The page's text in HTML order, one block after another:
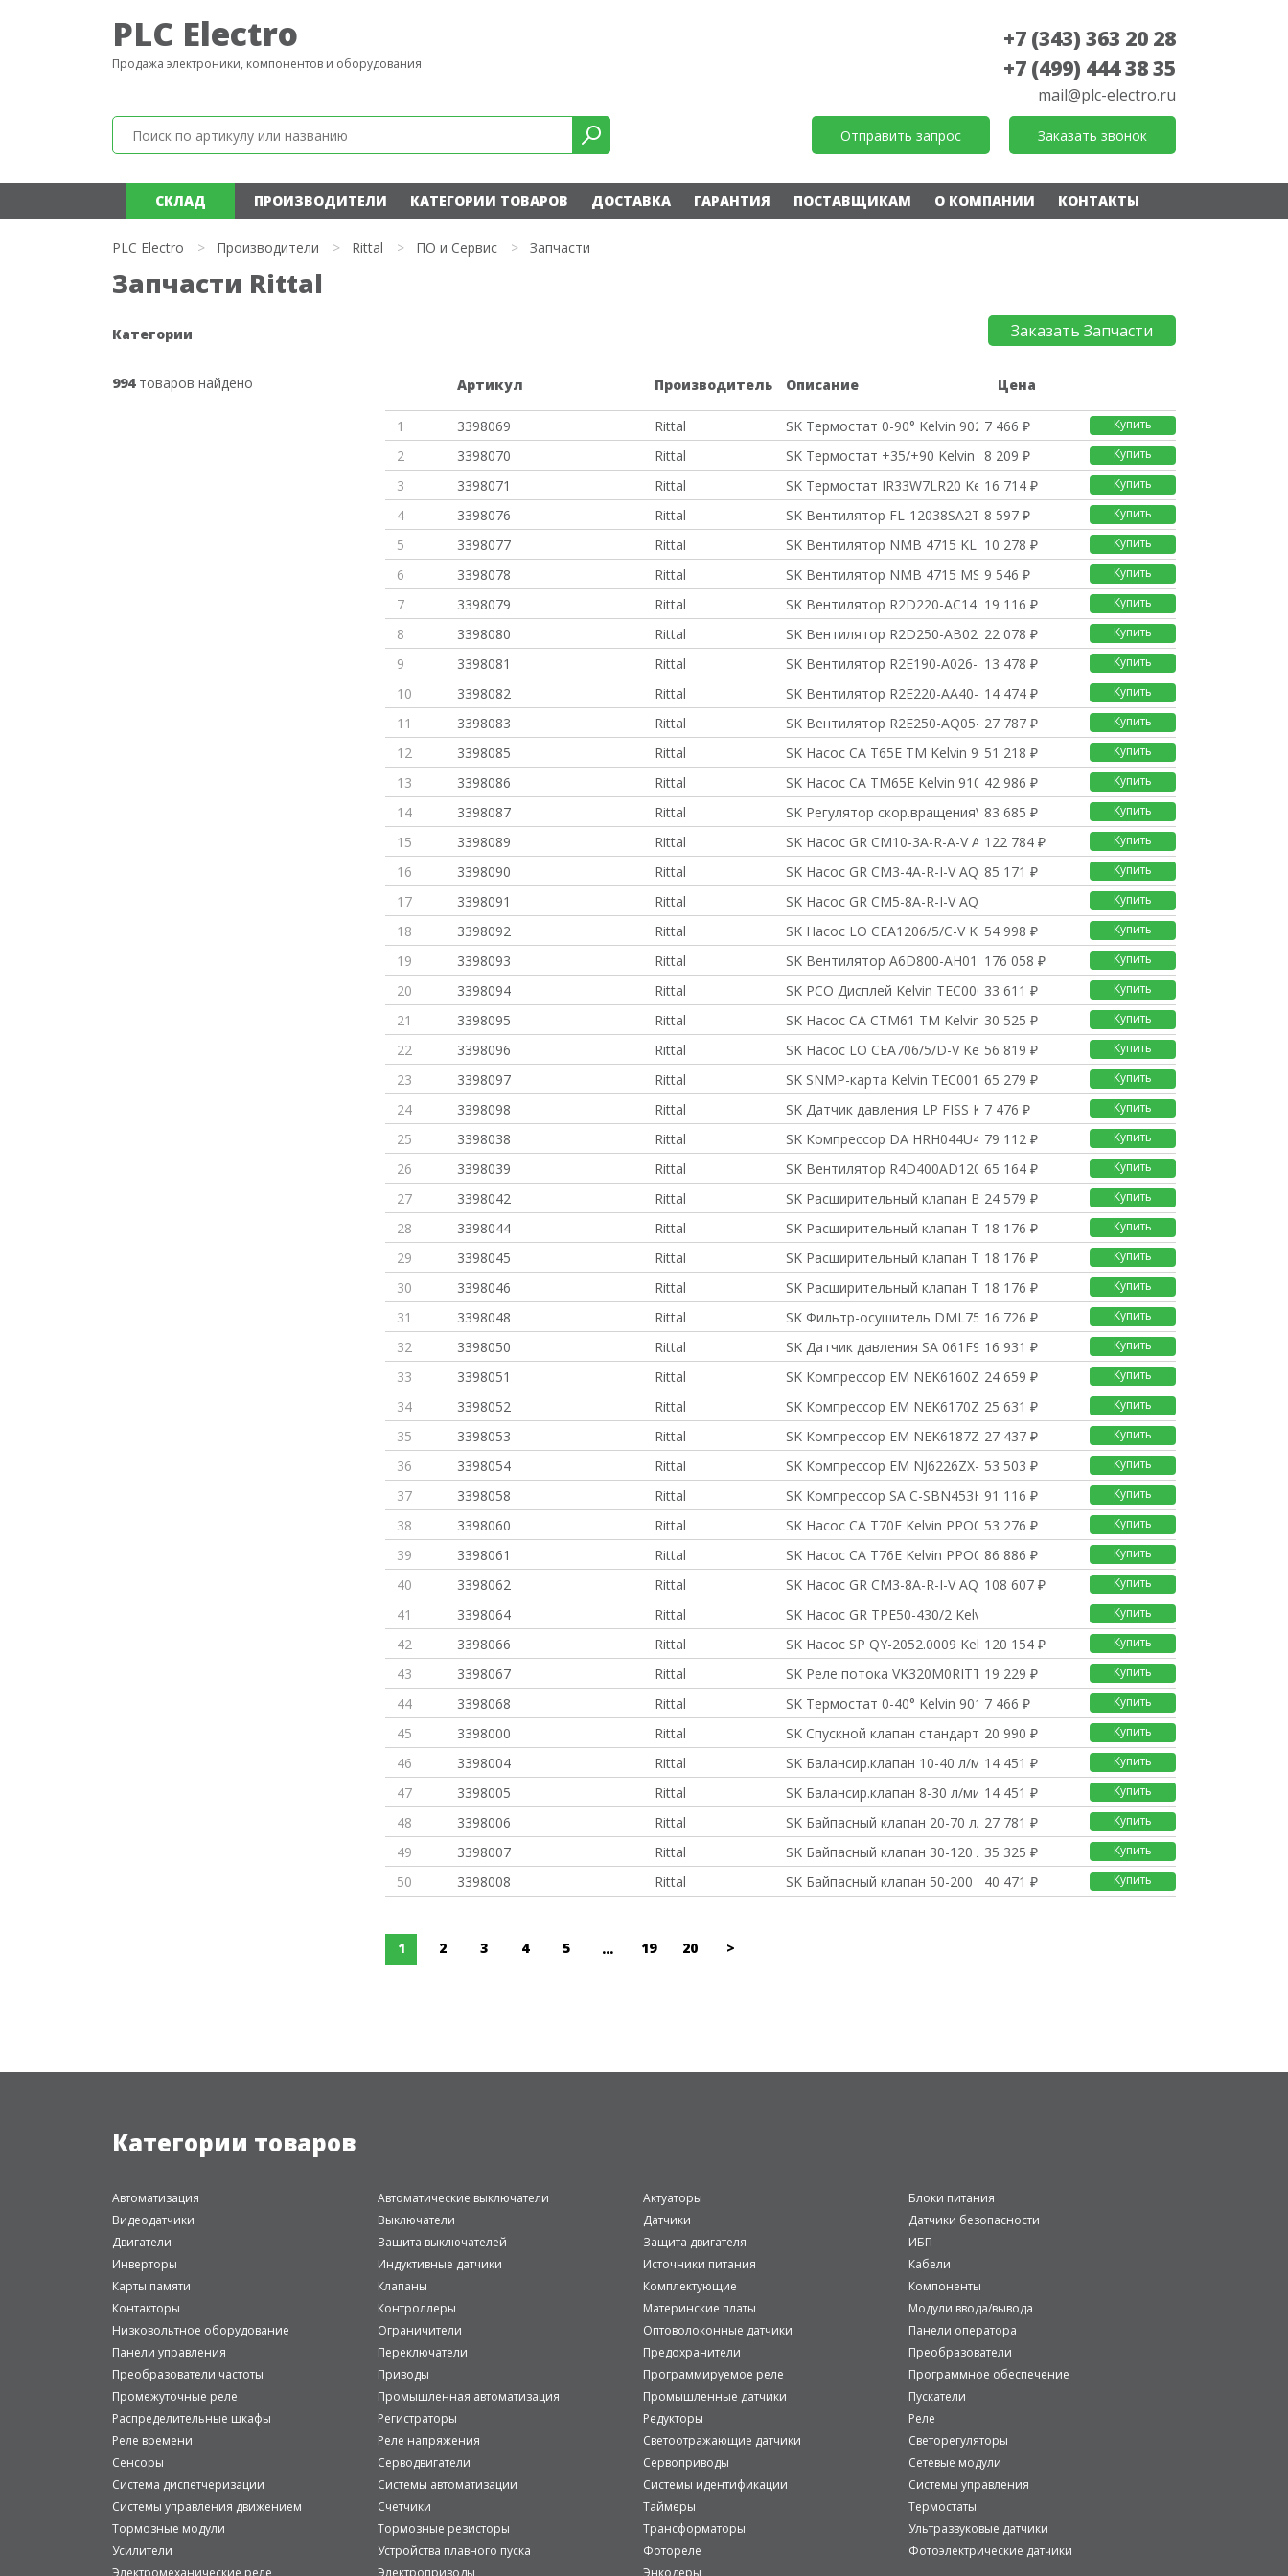
PLC Electro
Продажа электроники, компонентов и оборудования
+7 (343) 363 20 28
+7 (499) 444 38 35
mail@plc-electro.ru
Отправить запрос Заказать звонок
СКЛАД ПРОИЗВОДИТЕЛИ КАТЕГОРИИ ТОВАРОВ ДОСТАВКА ГАРАНТИЯ ПОСТАВЩИКАМ О КОМПАНИИ КОНТАКТЫ
PLC Electro > Производители > Rittal > ПО и Сервис > Запчасти
Запчасти Rittal
Категории
994товаров найдено
Заказать Запчасти
Артикул Производитель Описание Цена
1 3398069 Rittal SK Термостат 0-90° Kelvin 90227 466 ₽ Купить
2 3398070 Rittal SK Термостат +35/+90 Kelvin TM8 209 ₽ Купить
3 3398071 Rittal SK Термостат IR33W7LR20 Kelvin16 714 ₽ Купить
4 3398076 Rittal SK Вентилятор FL-12038SA2TB Ke
8 597 ₽ Купить
5 3398077 Rittal SK Вентилятор NMB 4715 KL-05W-
10 278 ₽ Купить
6 3398078 Rittal SK Вентилятор NMB 4715 MS-12T-
9 546 ₽ Купить
7 3398079 Rittal SK Вентилятор R2D220-AC14-20 *19 116 ₽ Купить
8 3398080 Rittal SK Вентилятор R2D250-AB02-15*22 078 ₽ Купить
9 3398081 Rittal SK Вентилятор R2E190-A026-C5 K13 478 ₽ Купить
10 3398082 Rittal SK Вентилятор R2E220-AA40-F6-T14 474 ₽ Купить
11 3398083 Rittal SK Вентилятор R2E250-AQ05-1227 787 ₽ Купить
12 3398085 Rittal SK Насос CA T65E TM Kelvin 91051 218 ₽ Купить
13 3398086 Rittal SK Насос CA TM65E Kelvin 9101042 986 ₽ Купить
14 3398087 Rittal SK Регулятор скор.вращенияVRTM
83 685 ₽ Купить
15 3398089 Rittal SK Насос GR CM10-3A-R-A-V AQQV122 784 ₽ Купить
16 3398090 Rittal SK Насос GR CM3-4A-R-I-V AQQV85 171 ₽ Купить
17 3398091 Rittal SK Насос GR CM5-8A-R-I-V AQQV Купить
18 3398092 Rittal SK Насос LO CEA1206/5/C-V Kelv54 998 ₽ Купить
19 3398093 Rittal SK Вентилятор A6D800-AH0101 Ke176 058 ₽ Купить
20 3398094 Rittal SK PCO Дисплей Kelvin TEC0007633 611 ₽ Купить
21 3398095 Rittal SK Насос CA CTM61 TM Kelvin PP30 525 ₽ Купить
22 3398096 Rittal SK Насос LO CEA706/5/D-V Kelvi56 819 ₽ Купить
23 3398097 Rittal SK SNMP-карта Kelvin TEC00105865 279 ₽ Купить
24 3398098 Rittal SK Датчик давления LP FISS Kel7 476 ₽ Купить
25 3398038 Rittal SK Компрессор DA HRH044U4LP6 K
79 112 ₽ Купить
26 3398039 Rittal SK Вентилятор R4D400AD1206 Kel65 164 ₽ Купить
27 3398042 Rittal SK Расширительный клапан BBIZE24 579 ₽ Купить
28 3398044 Rittal SK Расширительный клапан TGEN18 176 ₽ Купить
29 3398045 Rittal SK Расширительный клапан TGEN18 176 ₽ Купить
30 3398046 Rittal SK Расширительный клапан TGEZ18 176 ₽ Купить
31 3398048 Rittal SK Фильтр-осушитель DML757S Ke
16 726 ₽ Купить
32 3398050 Rittal SK Датчик давления SA 061F963216 931 ₽ Купить
33 3398051 Rittal SK Компрессор EM NEK6160Z-N- K24 659 ₽ Купить
34 3398052 Rittal SK Компрессор EM NEK6170Z-N- K25 631 ₽ Купить
35 3398053 Rittal SK Компрессор EM NEK6187Z-N- K27 437 ₽ Купить
36 3398054 Rittal SK Компрессор EM NJ6226ZX-M –53 503 ₽ Купить
37 3398058 Rittal SK Компрессор SA C-SBN453H8G K
91 116 ₽ Купить
38 3398060 Rittal SK Насос CA T70E Kelvin PPO00053 276 ₽ Купить
39 3398061 Rittal SK Насос CA T76E Kelvin PPO00086 886 ₽ Купить
40 3398062 Rittal SK Насос GR CM3-8A-R-I-V AQQV108 607 ₽ Купить
41 3398064 Rittal SK Насос GR TPE50-430/2 Kelvin Купить
42 3398066 Rittal SK Насос SP QY-2052.0009 Kelvi120 154 ₽ Купить
43 3398067 Rittal SK Реле потока VK320M0RITTA0519 229 ₽ Купить
44 3398068 Rittal SK Термостат 0-40° Kelvin 90167 466 ₽ Купить
45 3398000 Rittal SK Спускной клапан стандарт.ка20 990 ₽ Купить
46 3398004 Rittal SK Балансир.клапан 10-40 л/мин14 451 ₽ Купить
47 3398005 Rittal SK Балансир.клапан 8-30 л/мин14 451 ₽ Купить
48 3398006 Rittal SK Байпасный клапан 20-70 л/ми27 781 ₽ Купить
49 3398007 Rittal SK Байпасный клапан 30-120 л/м35 325 ₽ Купить
50 3398008 Rittal SK Байпасный клапан 50-200 LT/40 471 ₽ Купить
1 2 3 4 5 ... 19 20 >
Категории товаров
Автоматизация Автоматические выключатели Актуаторы
Блоки питания
Видеодатчики
Выключатели Датчики
Датчики безопасности
Двигатели
Защита выключателей Защита двигателя
ИБП
Инверторы
Индуктивные датчики Источники питания
Кабели
Карты памяти
Клапаны Комплектующие
Компоненты
Контакторы
Контроллеры Материнские платы
Модули ввода/вывода
Низковольтное оборудование
Ограничители Оптоволоконные датчики
Панели оператора
Панели управления
Переключатели Предохранители
Преобразователи
Преобразователи частоты
Приводы Программируемое реле
Программное обеспечение
Промежуточные реле
Промышленная автоматизация Промышленные датчики
Пускатели
Распределительные шкафы
Регистраторы Редукторы
Реле
Реле времени
Реле напряжения Светоотражающие датчики
Светорегуляторы
Сенсоры
Серводвигатели Сервоприводы
Сетевые модули
Система диспетчеризации
Системы автоматизации Системы идентификации
Системы управления
Системы управления движением
Счетчики Таймеры
Термостаты
Тормозные модули
Тормозные резисторы Трансформаторы
Ультразвуковые датчики
Усилители
Устройства плавного пуска Фотореле
Фотоэлектрические датчики
Электромеханические реле
Электроприводы Энкодеры